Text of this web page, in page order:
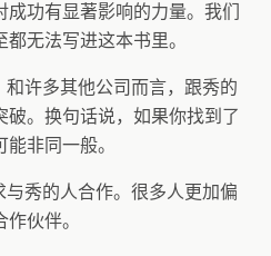
功有显著影响的力量。我们
无法写进这本书里。
许多其他公司而言，跟秀的
。换句话说，如果你找到了
非同一般。
与秀的人合作。很多人更加偏
伙伴。